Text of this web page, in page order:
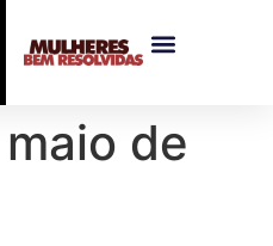
de